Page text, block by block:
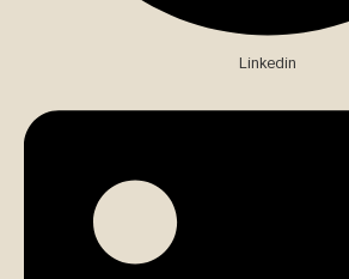
Linkedin